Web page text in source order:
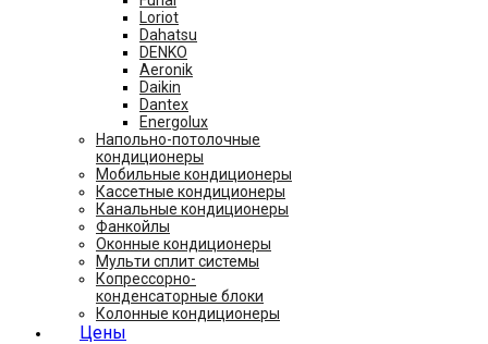
Loriot
Dahatsu
DENKO
Aeronik
Daikin
Dantex
Energolux
Напольно-потолочные
кондиционеры
Мобильные кондиционеры
Кассетные кондиционеры
Канальные кондиционеры
Фанкойлы
Оконные кондиционеры
Мульти сплит системы
Копрессорно-
конденсаторные блоки
Колонные кондиционеры
Цены